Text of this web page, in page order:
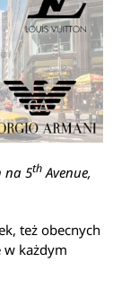
na 5thAvenue,
też obecnych
w każdym